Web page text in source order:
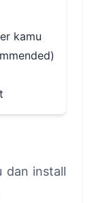
kamu
dan install